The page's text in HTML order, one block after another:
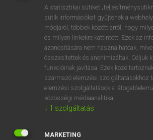
OOOOPS!
A statisztikai sütiket
sütik információkat gyűjtenek a
módjáról, többek között arról, hogy
és milyen linkekre kattintott. Ezek az
azonosítására nem használhatóak,
összesítettek és anonimizáltak. Céljuk
funkcióinak javítása. Ezek közé
származó elemzési szolgáltatásokhoz
elemzési szolgáltatások a
közösségi médiaanalitika.
↓ 1 szolgáltatás
MARKETING